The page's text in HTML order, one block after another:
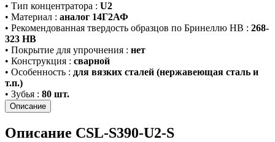
• Тип концентратора : U2
• Материал : аналог 14Г2АФ
• Рекомендованная твердость образцов по Бринеллю HB : 268-
323 HB
• Покрытие для упрочнения : нет
• Конструкция : сварной
• Особенность : для вязких сталей (нержавеющая сталь и
т.п.)
• Зубья : 80 шт.
Описание
Описание CSL-S390-U2-S